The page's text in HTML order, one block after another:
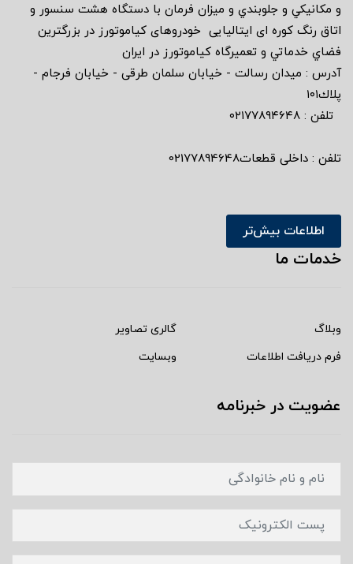
و مكانيكي و جلوبندي و ميزان فرمان با دستگاه هشت سنسور و
اتاق رنگ كوره اى ايتاليايى خودروهاى كياموتورز در بزرگترين
فضاي خدماتي و تعميرگاه كياموتورز در ايران
آدرس : ميدان رسالت - خيابان سلمان طرقى - خيابان فرجام -
پلاك١٠١
تلفن : ٠٢١٧٧٨٩٤٦٤٨
تلفن : داخلی قطعات02177894648
اطلاعات بیش‌تر
خدمات ما
وبلاگ
گالری تصاویر
فرم دریافت اطلاعات
وبسایت
عضویت در خبرنامه